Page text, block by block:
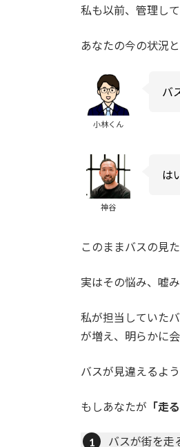
私も以前、管理し
あなたの今の状況
小林くん
バ
神谷
は
このままバスの見
実はその悩み、嘘
私が担当していた
が増え、明らかに
バスが見違えるよ
もしあなたが 「走
バスが街を走